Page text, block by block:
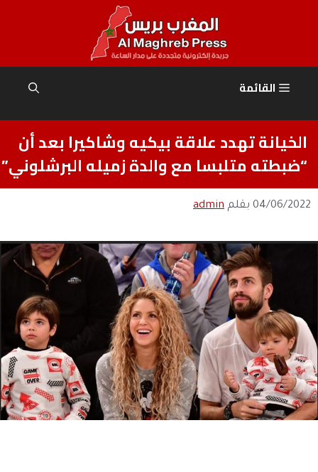
القائمة
الخيانة تهدد علاقة بيكيه وشاكيرا بعد أن
“ضبطته متلبسا مع والدة زميله البرشلوني”
04/06/2022 بقلم admin